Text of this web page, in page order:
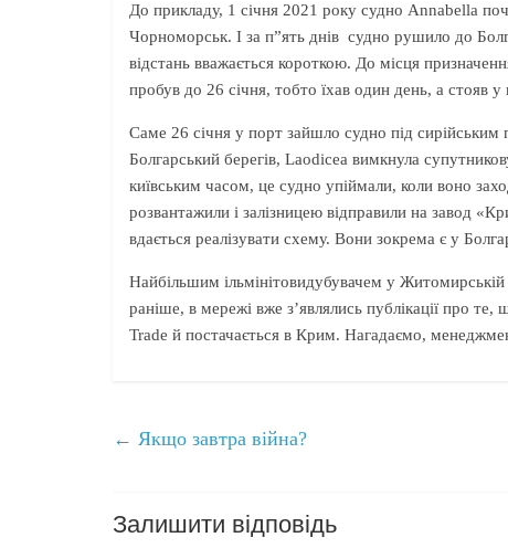
До прикладу, 1 січня 2021 року судно Annabella
Чорноморськ. І за п”ять днів судно рушило до
відстань вважається короткою. До місця
пробув до 26 січня, тобто їхав один день, а стояв
Саме 26 січня у порт зайшло судно під
Болгарський берегів, Laodicea вимкнула
київським часом, це судно упіймали, коли воно
розвантажили і залізницею відправили на завод
вдається реалізувати схему. Вони зокрема є у
Найбільшим ільмінітовидубувачем у Житомирській
раніше, в мережі вже з’являлись публікації про
Trade й постачається в Крим. Нагадаємо,
← Якщо завтра війна?
Залишити відповідь